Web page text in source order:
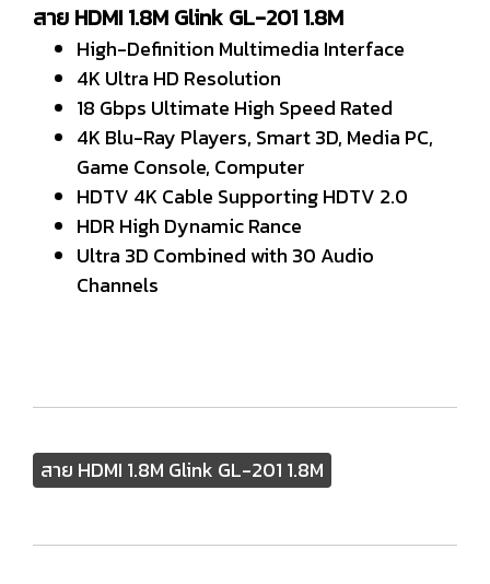
สาย HDMI 1.8M Glink GL-201 1.8M
High-Definition Multimedia Interface
4K Ultra HD Resolution
18 Gbps Ultimate High Speed Rated
4K Blu-Ray Players, Smart 3D, Media PC,
Game Console, Computer
HDTV 4K Cable Supporting HDTV 2.0
HDR High Dynamic Rance
Ultra 3D Combined with 30 Audio
Channels
สาย HDMI 1.8M Glink GL-201 1.8M